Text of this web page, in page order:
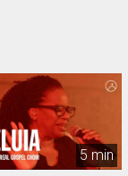
5 min